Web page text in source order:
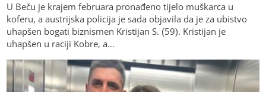
U Beču je krajem februara pronađeno tijelo muškarca u
koferu, a austrijska policija je sada objavila da je za ubistvo
uhapšen bogati biznismen Kristijan S. (59). Kristijan je
uhapšen u raciji Kobre, a…